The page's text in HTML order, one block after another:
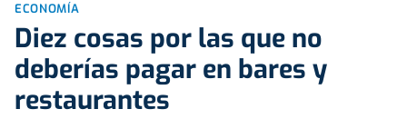
ECONOMÍA
Diez cosas por las que no
deberías pagar en bares y
restaurantes